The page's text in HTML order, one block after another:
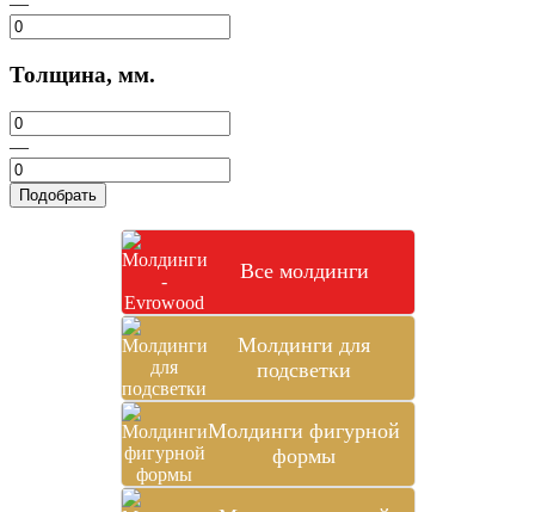
Толщина, мм.
—
Подобрать
Все молдинги
Молдинги для
подсветки
Молдинги фигурной
формы